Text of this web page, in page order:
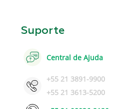
Suporte
Central de Ajuda
+55 21 3891-9900
+55 21 3613-5200